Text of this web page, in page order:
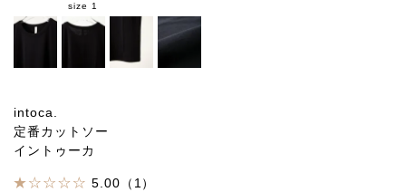
size 1
intoca.
定番カットソー
イントゥーカ
5.00（1）